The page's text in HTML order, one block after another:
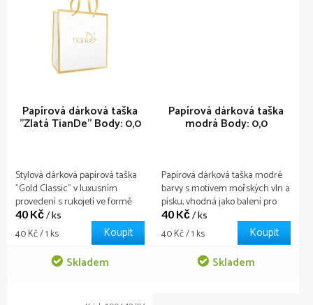
Papírová dárková taška
"Zlatá TianDe"Body: 0,0
Skladem
40 Kč/ ks
Měrná
40 Kč / 1 ks Koupit
Stylová dárková papírová taška
"Gold Classic" v luxusním
provedení s rukojetí ve formě
saténových stužek, vytvoří z
jakéhokoliv dárku ještě
elegantnější.
Papírová dárková taška
modrá Body: 0,0
Skladem
40 Kč/ ks
Měrná
40 Kč / 1 ks Koupit
Papírová dárková taška modré
barvy s motivem mořských vln a
písku, vhodná jako balení pro
každý dárek.